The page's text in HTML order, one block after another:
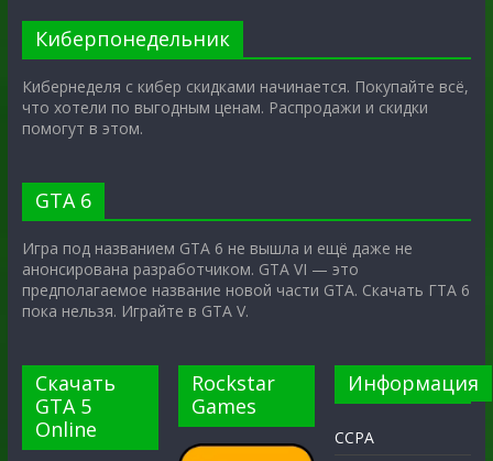
Киберпонедельник
Кибернеделя с кибер скидками начинается. Покупайте всё,
что хотели по выгодным ценам. Распродажи и скидки
помогут в этом.
GTA 6
Игра под названием GTA 6 не вышла и ещё даже не
анонсирована разработчиком. GTA VI — это
предполагаемое название новой части GTA. Скачать ГТА 6
пока нельзя. Играйте в GTA V.
Скачать
GTA 5
Online
Rockstar
Games
Информация
CCPA